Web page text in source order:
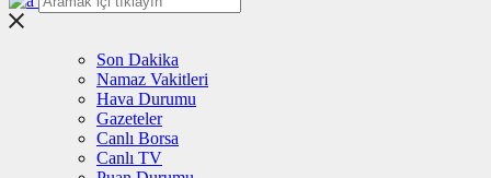
Son Dakika
Namaz Vakitleri
Hava Durumu
Gazeteler
Canlı Borsa
Canlı TV